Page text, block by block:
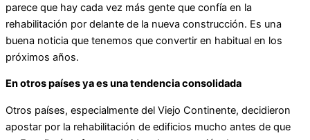
parece que hay cada vez más gente que confía en la
rehabilitación por delante de la nueva construcción. Es una
buena noticia que tenemos que convertir en habitual en los
próximos años.
En otros países ya es una tendencia consolidada
Otros países, especialmente del Viejo Continente, decidieron
apostar por la rehabilitación de edificios mucho antes de que